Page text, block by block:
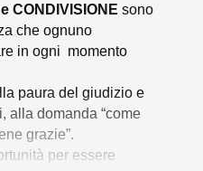
CONDIVISIONE sono
che ognuno
in ogni momento
paura del giudizio e
alla domanda “come
grazie”.
per essere